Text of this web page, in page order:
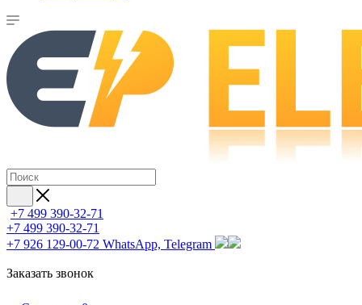
+7 499 390-32-71
+7 499 390-32-71
+7 926 129-00-72 WhatsApp, Telegram
Заказать звонок